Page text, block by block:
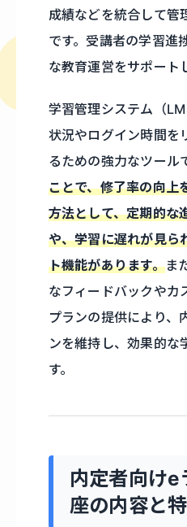
成績などを統合して管
です。受講者の学習進
な教育運営をサポート
学習管理システム（
状況やログイン時間を
るための強力なツール
ことで、修了率の向上
方法として、定期的な
や、学習に遅れが見ら
ト機能があります。ま
なフィードバックやカ
プランの提供により、
ンを維持し、効果的な
す。
内定者向けe
座の内容と